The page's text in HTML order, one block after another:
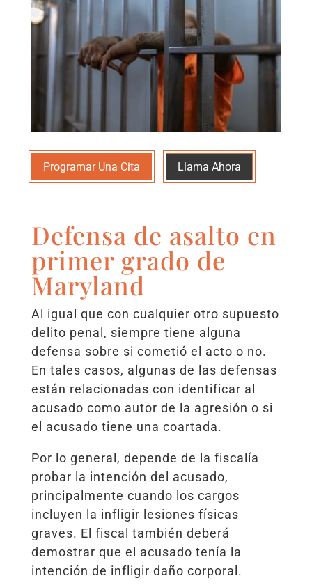
Programar Una Cita Llama Ahora
Defensa de asalto en
primer grado de
Maryland
Al igual que con cualquier otro supuesto
delito penal, siempre tiene alguna
defensa sobre si cometió el acto o no.
En tales casos, algunas de las defensas
están relacionadas con identificar al
acusado como autor de la agresión o si
el acusado tiene una coartada.
Por lo general, depende de la fiscalía
probar la intención del acusado,
principalmente cuando los cargos
incluyen la infligir lesiones físicas
graves. El fiscal también deberá
demostrar que el acusado tenía la
intención de infligir daño corporal.